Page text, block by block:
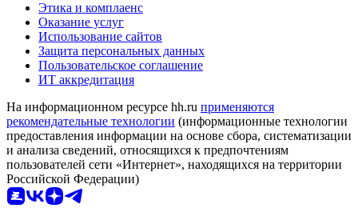
Этика и комплаенс
Оказание услуг
Использование сайтов
Защита персональных данных
Пользовательское соглашение
ИТ аккредитация
На информационном ресурсе hh.ru применяются
рекомендательные технологии (информационные технологии
предоставления информации на основе сбора, систематизации
и анализа сведений, относящихся к предпочтениям
пользователей сети «Интернет», находящихся на территории
Российской Федерации)